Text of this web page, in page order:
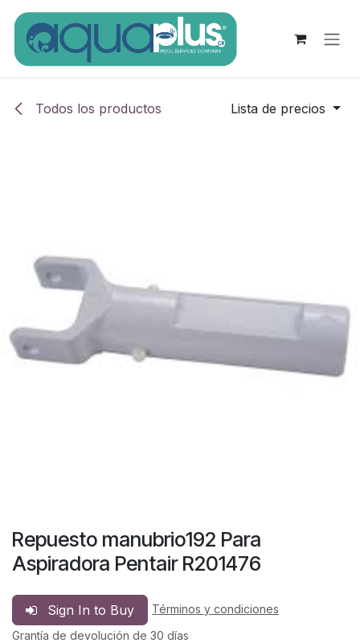
Ir al contenido
Todos los productos Lista de precios
Repuesto manubrio192 Para
Aspiradora Pentair R201476
Sign In to Buy
Términos y condiciones
Grantía de devolución de 30 días